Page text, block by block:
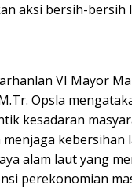
aksi bersih-bersih
VI Mayor
Opsla
kesadaran
kebersihan
alam laut yang
perekonomian